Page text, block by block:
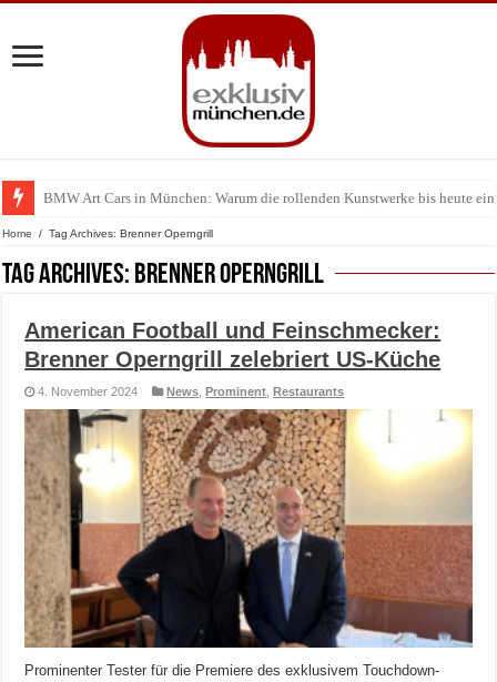
BMW Art Cars in München: Warum die rollenden Kunstwerke bis heute
Wärmepumpe: Warum Hausbesitzer diese Entscheidung nicht überstürzen
Home / Tag Archives: Brenner Operngrill
Tag Archives: Brenner Operngrill
American Football und Feinschmecker:
Brenner Operngrill zelebriert US-Küche
4. November 2024 News ,Prominent ,Restaurants
Prominenter Tester für die Premiere des exklusivem Touchdown-